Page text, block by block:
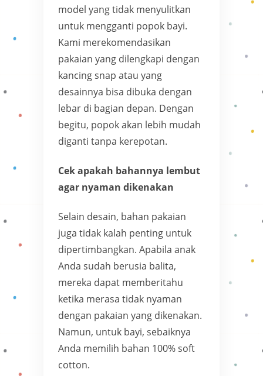
model yang tidak menyulitkan
untuk mengganti popok bayi.
Kami merekomendasikan
pakaian yang dilengkapi dengan
kancing snap atau yang
desainnya bisa dibuka dengan
lebar di bagian depan. Dengan
begitu, popok akan lebih mudah
diganti tanpa kerepotan.
Cek apakah bahannya lembut
agar nyaman dikenakan
Selain desain, bahan pakaian
juga tidak kalah penting untuk
dipertimbangkan. Apabila anak
Anda sudah berusia balita,
mereka dapat memberitahu
ketika merasa tidak nyaman
dengan pakaian yang dikenakan.
Namun, untuk bayi, sebaiknya
Anda memilih bahan 100% soft
cotton.